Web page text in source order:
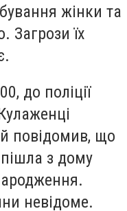
жінки та
Загрози їх
до поліції
повідомив, що
з дому
невідоме.